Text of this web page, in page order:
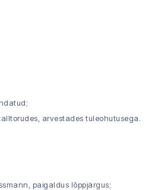
arvestades tuleohutusega.
paigaldus lõppjärgus;